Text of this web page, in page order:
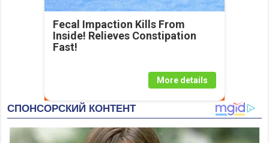
Fecal Impaction Kills From
Inside! Relieves Constipation
Fast!
More details